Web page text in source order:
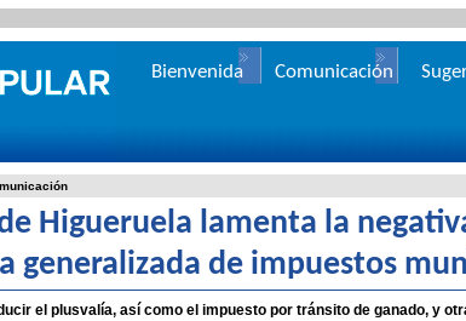
Higueruela lamenta la
generalizada de impuestos
el plusvalía, así como el impuesto por tránsito de ganado, y
Bienvenida Comunicación